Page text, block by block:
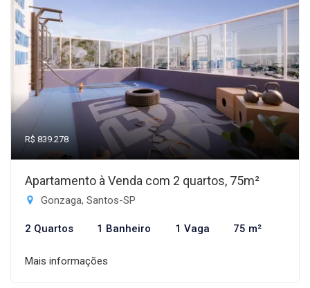
R$ 839.278
Apartamento à Venda com 2 quartos, 75m²
Gonzaga, Santos-SP
2 Quartos 1 Banheiro 1 Vaga 75 m²
Mais informações